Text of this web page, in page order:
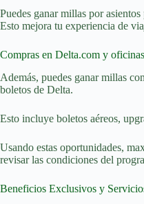
Puedes ganar millas por
Esto mejora tu experiencia de
Compras en Delta.com y
Además, puedes ganar millas
boletos de Delta.
Esto incluye boletos aéreos,
Usando estas oportunidades,
revisar las condiciones del
Beneficios Exclusivos y